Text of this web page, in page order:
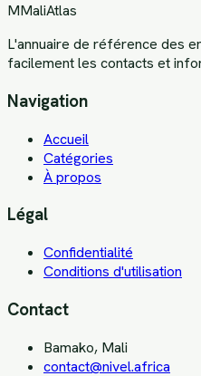
MMaliAtlas
L'annuaire de référence des
facilement les contacts et
Navigation
Accueil
Catégories
À propos
Légal
Confidentialité
Conditions d'utilisation
Contact
Bamako, Mali
contact@nivel.africa